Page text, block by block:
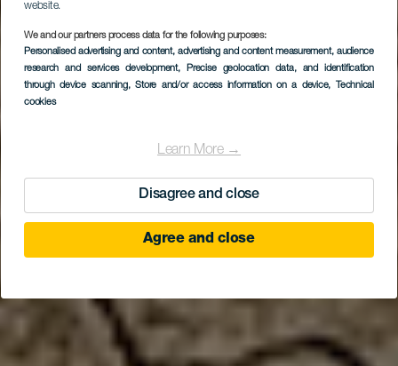
website.
We and our partners process data for the following purposes:
Personalised advertising and content, advertising and content measurement, audience
research and services development, Precise geolocation data, and identification
through device scanning, Store and/or access information on a device, Technical
cookies
Learn More →
Disagree and close
Agree and close